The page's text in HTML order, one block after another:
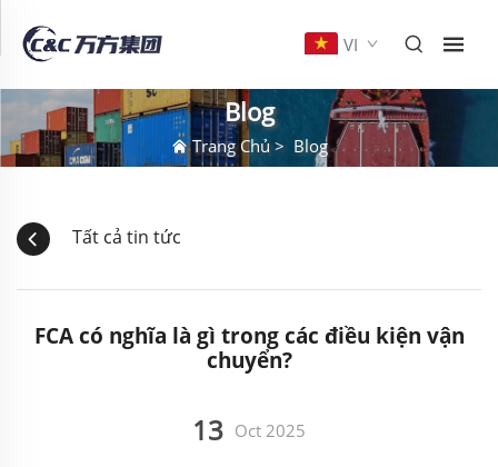
VI
Blog
Trang Chủ> Blog
Tất cả tin tức
FCA có nghĩa là gì trong các điều kiện vận
chuyển?
13 Oct 2025